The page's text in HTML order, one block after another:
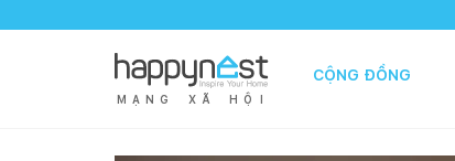
M Ạ N G X Ã H Ộ I
CỘNG ĐỒNG